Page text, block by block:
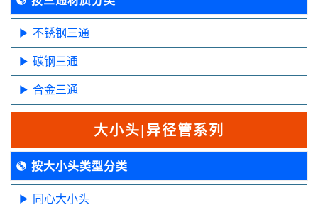
不锈钢三通
碳钢三通
合金三通
大小头|异径管系列
按大小头类型分类
同心大小头